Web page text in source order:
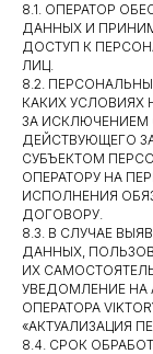
8.1. ОПЕРАТОР
ДАННЫХ И
ДОСТУП К
ЛИЦ.
8.2.
КАКИХ УСЛОВИЯХ
ЗА ИСКЛЮЧЕНИЕМ
ДЕЙСТВУЮЩЕГО
СУБЪЕКТОМ
ОПЕРАТОРУ НА
ИСПОЛНЕНИЯ
ДОГОВОРУ.
8.3. В СЛУЧАЕ
ДАННЫХ,
ИХ
УВЕДОМЛЕНИЕ НА
ОПЕРАТОРА
«АКТУАЛИЗАЦИЯ
8.4. СРОК
ЧТО
Политика